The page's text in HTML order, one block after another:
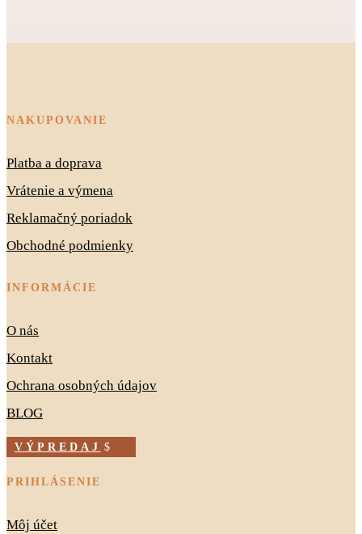
NAKUPOVANIE
Platba a doprava
Vrátenie a výmena
Reklamačný poriadok
Obchodné podmienky
INFORMÁCIE
O nás
Kontakt
Ochrana osobných údajov
BLOG
VÝPREDAJ
PRIHLÁSENIE
Môj účet